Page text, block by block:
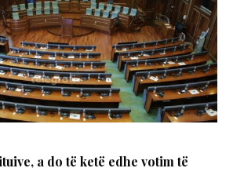
a do të ketë edhe votim të